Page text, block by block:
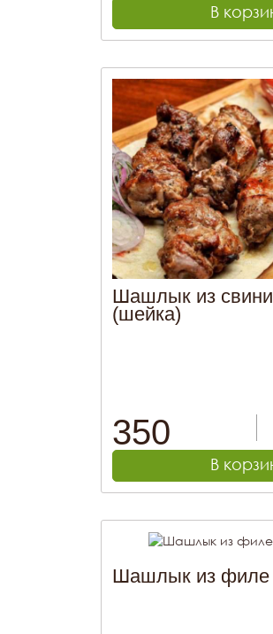
В
Шашлык из
(шейка)
350
В
Шашлык из филе